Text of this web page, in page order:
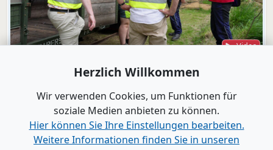
Video
Bad Bramstedt
"Wir wollen die Moorbahn aus dem
Dornröschenschlaf wecken"
Alle Videos anzeigen
Herzlich Willkommen
Wir verwenden Cookies, um Funktionen für
soziale Medien anbieten zu können.
Hier können Sie Ihre Einstellungen bearbeiten.
Weitere Informationen finden Sie in unseren